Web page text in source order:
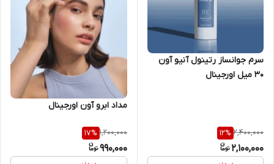
سرم جوانساز رتینول آنیو آون
30 میل اورجینال
2,400,000
12%
2,100,000
مداد ابرو آون اورجینال
1,200,000
17%
990,000